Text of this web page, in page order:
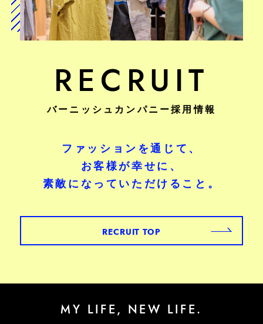
RECRUIT
バーニッシュカンパニー採用情報
ファッションを通じて、
お客様が幸せに、
素敵になっていただけること。
RECRUIT TOP
MY LIFE, NEW LIFE.